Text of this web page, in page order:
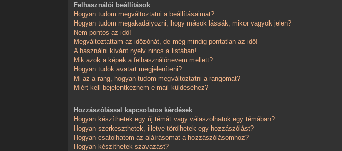
Felhasználói beállítások
Hogyan tudom megváltoztatni a beállításaimat?
Hogyan tudom megakadályozni, hogy mások lássák, mikor vagyok jelen?
Nem pontos az idő!
Megváltoztattam az időzónát, de még mindig pontatlan az idő!
A használni kívánt nyelv nincs a listában!
Mik azok a képek a felhasználónevem mellett?
Hogyan tudok avatart megjeleníteni?
Mi az a rang, hogyan tudom megváltoztatni a rangomat?
Miért kell bejelentkeznem e-mail küldéséhez?
Hozzászólással kapcsolatos kérdések
Hogyan készíthetek egy új témát vagy válaszolhatok egy témában?
Hogyan szerkeszthetek, illetve törölhetek egy hozzászólást?
Hogyan csatolhatom az aláírásomat a hozzászólásomhoz?
Hogyan készíthetek szavazást?